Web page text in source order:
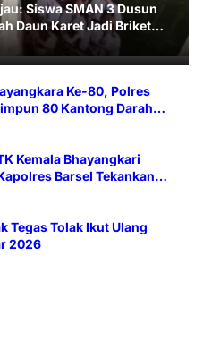
Siswa SMAN 3 Dusun
Daun Karet Jadi Briket
Ke-80, Polres
80 Kantong Darah
Darah
Kemala Bhayangkari
Barsel Tekankan
Tegas Tolak Ikut Ulang
2026